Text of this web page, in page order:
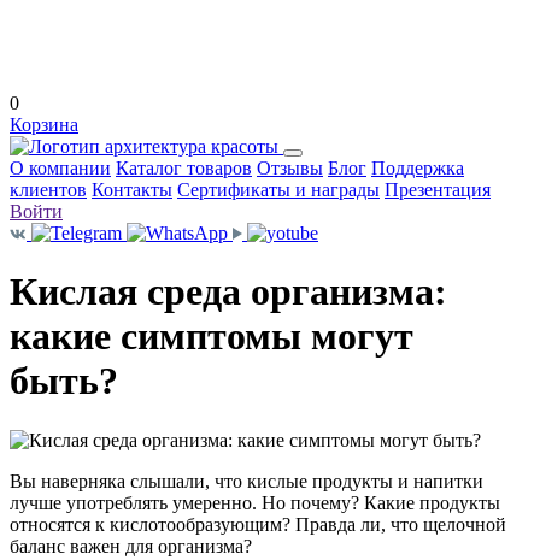
0
Корзина
О компании Каталог товаров Отзывы Блог Поддержка
клиентов Контакты Сертификаты и награды Презентация
Войти
Кислая среда организма:
какие симптомы могут
быть?
Вы наверняка слышали, что кислые продукты и напитки
лучше употреблять умеренно. Но почему? Какие продукты
относятся к кислотообразующим? Правда ли, что щелочной
баланс важен для организма?